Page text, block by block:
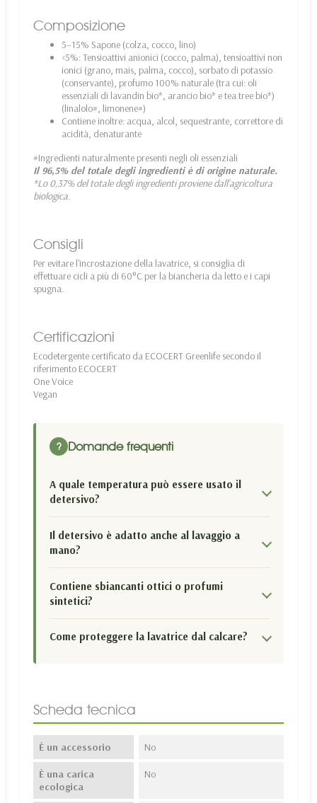
Composizione
5–15% Sapone (colza, cocco, lino)
<5%: Tensioattivi anionici (cocco, palma), tensioattivi non
ionici (grano, mais, palma, cocco), sorbato di potassio
(conservante), profumo 100% naturale (tra cui: oli
essenziali di lavandin bio*, arancio bio* e tea tree bio*)
(linalolo#, limonene#)
Contiene inoltre: acqua, alcol, sequestrante, correttore di
acidità, denaturante
#Ingredienti naturalmente presenti negli oli essenziali
Il 96,5% del totale degli ingredienti è di origine naturale.
*Lo 0,37% del totale degli ingredienti proviene dall'agricoltura
biologica.
Consigli
Per evitare l'incrostazione della lavatrice, si consiglia di
effettuare cicli a più di 60°C per la biancheria da letto e i capi
spugna.
Certificazioni
Ecodetergente certificato da ECOCERT Greenlife secondo il
riferimento ECOCERT
One Voice
Vegan
? Domande frequenti
A quale temperatura può essere usato il
detersivo?
Il detersivo è adatto anche al lavaggio a
mano?
Contiene sbiancanti ottici o profumi
sintetici?
Come proteggere la lavatrice dal calcare?
Scheda tecnica
È un accessorio No
È una carica
ecologica
No